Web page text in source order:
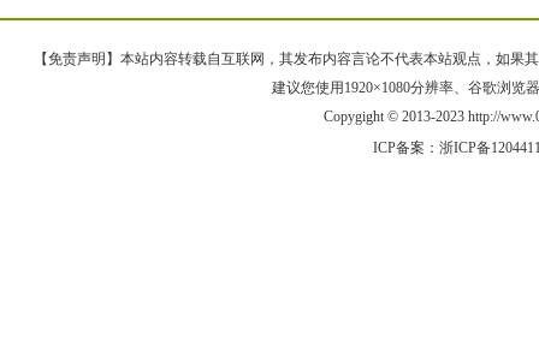
【免责声明】本站内容转载自互联网，其发布内容言论不代表本站观点，如果
建议您使用1920×1080分辨率、谷歌浏览
Copygight © 2013-2023 http://
ICP备案： 浙ICP备